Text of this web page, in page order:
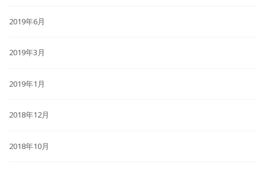
2019年6月
2019年3月
2019年1月
2018年12月
2018年10月